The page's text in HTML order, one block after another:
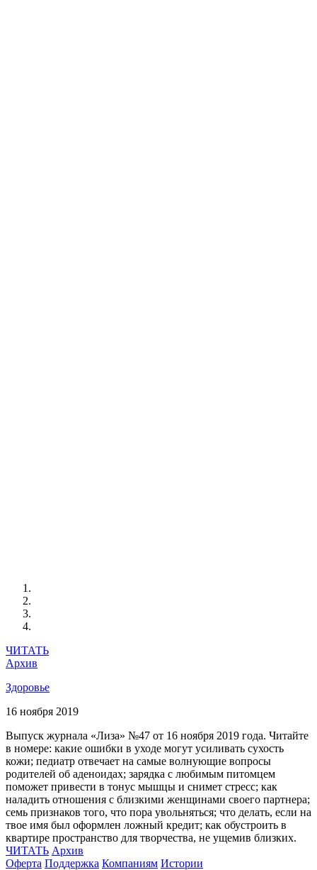
ЧИТАТЬ
Архив
Здоровье
16 ноября 2019
Выпуск журнала «Лиза» №47 от 16 ноября 2019 года. Читайте
в номере: какие ошибки в уходе могут усиливать сухость
кожи; педиатр отвечает на самые волнующие вопросы
родителей об аденоидах; зарядка с любимым питомцем
поможет привести в тонус мышцы и снимет стресс; как
наладить отношения с близкими женщинами своего партнера;
семь признаков того, что пора увольняться; что делать, если на
твое имя был оформлен ложный кредит; как обустроить в
квартире пространство для творчества, не ущемив близких.
ЧИТАТЬ Архив
Оферта Поддержка Компаниям Истории